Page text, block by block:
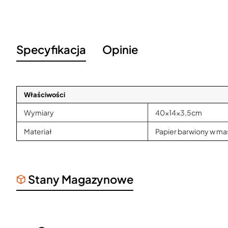
Specyfikacja Opinie
Właściwości
Wymiary 40x14x3,5cm
Materiał Papier barwiony w
Stany Magazynowe